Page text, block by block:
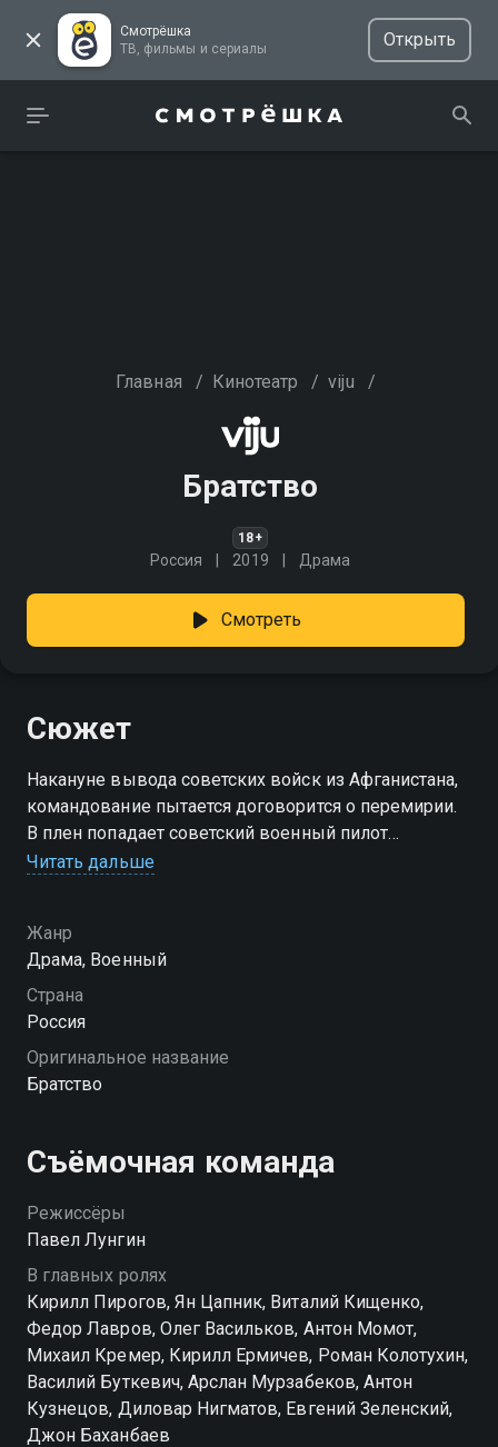
Смотрёшка
ТВ, фильмы и сериалы
Открыть
Главная / Кинотеатр / viju /
Братство
18+
Россия 2019 Драма
Смотреть
Сюжет
Накануне вывода советских войск из Афганистана,
командование пытается договорится о перемирии.
В плен попадает советский военный пилот
и переговоры останавливаются. В центре событий
Читать дальше
Жанр
Драма, Военный
Страна
Россия
Оригинальное название
Братство
Съёмочная команда
Режиссёры
Павел Лунгин
В главных ролях
Кирилл Пирогов, Ян Цапник, Виталий Кищенко,
Федор Лавров, Олег Васильков, Антон Момот,
Михаил Кремер, Кирилл Ермичев, Роман Колотухин,
Василий Буткевич, Арслан Мурзабеков, Антон
Кузнецов, Диловар Нигматов, Евгений Зеленский,
Джон Баханбаев